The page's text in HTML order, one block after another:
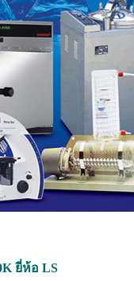
ยี่ห้อ LS